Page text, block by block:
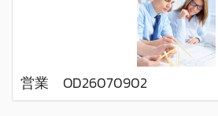
営業 OD26070902